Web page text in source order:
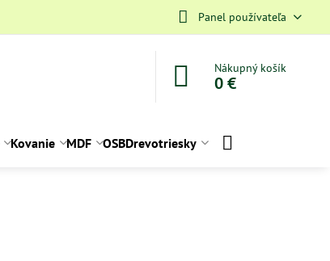
Panel používateľa
Nákupný košík
0 €
Kovanie MDF OSBDrevotriesky